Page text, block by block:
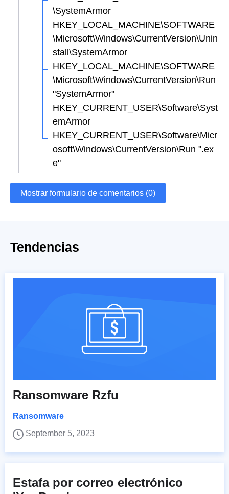
\SystemArmor
HKEY_LOCAL_MACHINE\SOFTWARE
\Microsoft\Windows\CurrentVersion\Unin
stall\SystemArmor
HKEY_LOCAL_MACHINE\SOFTWARE
\Microsoft\Windows\CurrentVersion\Run
"SystemArmor"
HKEY_CURRENT_USER\Software\Syst
emArmor
HKEY_CURRENT_USER\Software\Micr
osoft\Windows\CurrentVersion\Run ".ex
e"
Mostrar formulario de comentarios (0)
Tendencias
Ransomware Rzfu
Ransomware
September 5, 2023
Estafa por correo electrónico